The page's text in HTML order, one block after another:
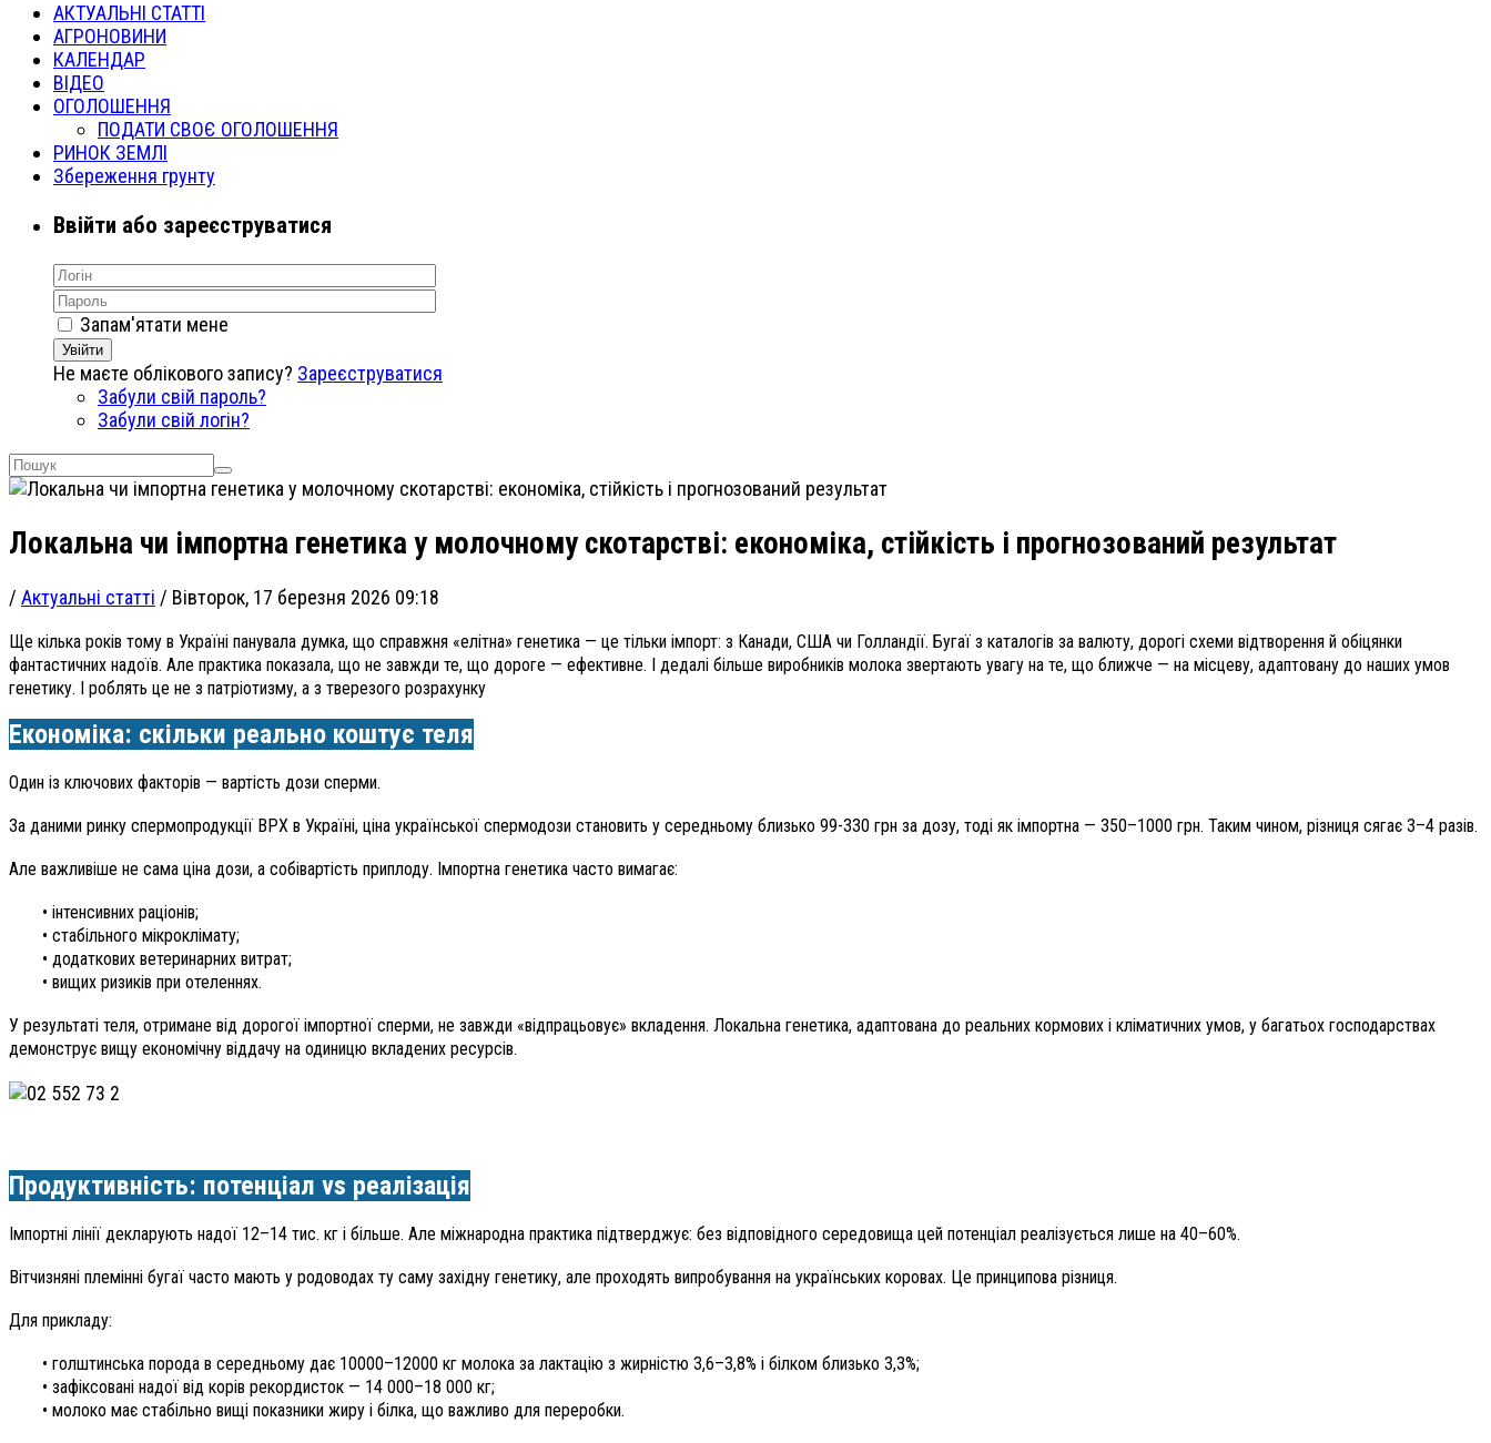
АКТУАЛЬНІ СТАТТІ
АГРОНОВИНИ
КАЛЕНДАР
ВІДЕО
ОГОЛОШЕННЯ
ПОДАТИ СВОЄ ОГОЛОШЕННЯ
РИНОК ЗЕМЛІ
Збереження грунту
Ввійти або зареєструватися
Запам'ятати мене
Увійти
Не маєте облікового запису? Зареєструватися
Забули свій пароль?
Забули свій логін?
Локальна чи імпортна генетика у молочному скотарстві: економіка, стійкість і прогнозований результат
/ Актуальні статті / Вівторок, 17 березня 2026 09:18
Ще кілька років тому в Україні панувала думка, що справжня «елітна» генетика — це тільки імпорт: з Канади, США чи Голландії. Бугаї з каталогів за валюту, дорогі схеми відтворення й обіцянки
фантастичних надоїв. Але практика показала, що не завжди те, що дороге — ефективне. І дедалі більше виробників молока звертають увагу на те, що ближче — на місцеву, адаптовану до наших умов
генетику. І роблять це не з патріотизму, а з тверезого розрахунку
Економіка: скільки реально коштує теля
Один із ключових факторів — вартість дози сперми.
За даними ринку спермопродукції ВРХ в Україні, ціна української спермодози становить у середньому близько 99-330 грн за дозу, тоді як імпортна — 350–1000 грн. Таким чином, різниця сягає 3–4 разів.
Але важливіше не сама ціна дози, а собівартість приплоду. Імпортна генетика часто вимагає:
• інтенсивних раціонів;
• стабільного мікроклімату;
• додаткових ветеринарних витрат;
• вищих ризиків при отелен­нях.
У результаті теля, отримане від дорогої імпортної сперми, не завжди «відпрацьовує» вкладення. Локальна генетика, адаптована до реальних кормових і кліматичних умов, у багатьох господарствах
демонструє вищу економічну віддачу на одиницю вкладених ресурсів.
Продуктивність: потенціал vs реалізація
Імпортні лінії декларують надої 12–14 тис. кг і більше. Але міжнародна практика підтверджує: без відповідного середовища цей потенціал реалізується лише на 40–60%.
Вітчизняні племінні бугаї часто мають у родоводах ту саму західну генетику, але проходять випробування на українських коровах. Це принципова різниця.
Для прикладу:
• голштинська порода в середньому дає 10000–12000 кг молока за лактацію з жирністю 3,6–3,8% і білком близько 3,3%;
• зафіксовані надої від корів рекордисток — 14 000–18 000 кг;
• молоко має стабільно вищі показники жиру і білка, що важливо для переробки.